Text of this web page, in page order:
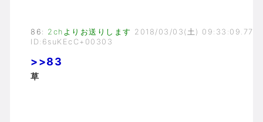
86 : 2chよりお送りします 2018/03/03(土) 09:33:09.77
ID:6suKEcC+00303
>>83
草